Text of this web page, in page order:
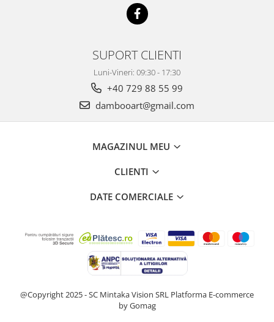
SUPORT CLIENTI
Luni-Vineri: 09:30 - 17:30
+40 729 88 55 99
dambooart@gmail.com
MAGAZINUL MEU
CLIENTI
DATE COMERCIALE
@Copyright 2025 - SC Mintaka Vision SRL Platforma E-commerce
by Gomag